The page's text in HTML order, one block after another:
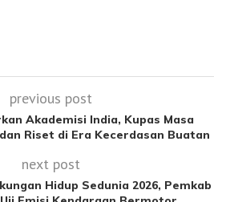
previous post
Akademisi India, Kupas Masa
Riset di Era Kecerdasan Buatan
next post
Hidup Sedunia 2026, Pemkab